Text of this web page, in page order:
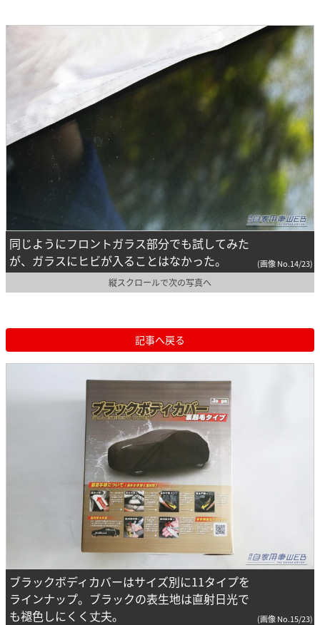
同じようにフロントガラス部分でも試してみた
が、ガラスにヒビが入ることはなかった。
(画像 No.14/23)
縦スクロールで次の写真へ
記事へ戻る
ブラックボディカバーはサイズ別に11タイプを
ラインナップ。ブラックの表生地は直射日光で
も褪色しにくく丈夫。
(画像 No.15/23)